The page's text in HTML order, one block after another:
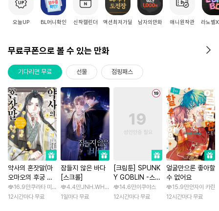
오늘UP BL머니확인 신작캘린더 액션최저가딜 남자의만화 애니원작관 라노벨
무료쿠폰으로 볼 수 있는 만화
기다리면 무료 선물 점핑패스
약사의 혼잣말(마
오마오의 후궁 수
수께끼 풀이수첩)
16.9만쿠라타 미노지 / 휴우가 나츠
12시간마다 무료
잠들지 않은 바다
[스크롤]
4.4만JNH.WH Studio / Lasso
1일마다 무료
[크림툰] SPUNK
Y GOBLIN -스펑
키 고블린- [스크
롤]
14.6만이쿠야스
12시간마다 무료
얼굴만으론 좋아할
수 없어요
15.9만안자이 카린
12시간마다 무료